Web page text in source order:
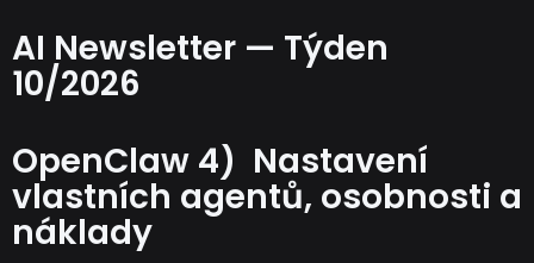
AI Newsletter — Týden
10/2026
OpenClaw 4) Nastavení
vlastních agentů, osobnosti a
náklady